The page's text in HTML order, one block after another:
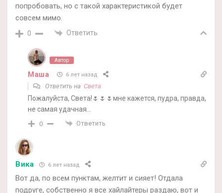
попробовать, но с такой характеристикой будет
совсем мимо.
0 Ответить
Автор
Маша 6 лет назад
Ответить на Света
Пожалуйста, Света!🌷🌷🌷мне кажется, пудра, правда,
не самая удачная…
0 Ответить
Вика 6 лет назад
Вот да, по всем пунктам, желтит и сияет! Отдала
подруге, собственно я все хайлайтеры раздаю, вот и